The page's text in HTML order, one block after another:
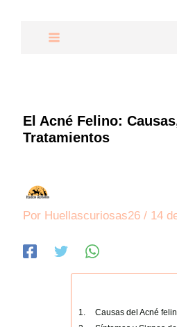
El Acné Felino:
Tratamientos
Por Huellascuriosas26/ 14
Causas del Acné